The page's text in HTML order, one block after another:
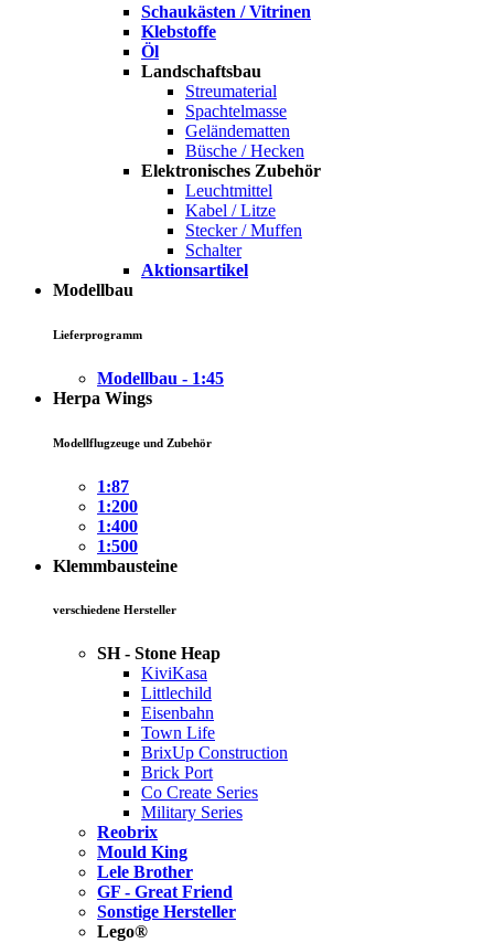
Schaukästen / Vitrinen
Klebstoffe
Öl
Landschaftsbau
Streumaterial
Spachtelmasse
Geländematten
Büsche / Hecken
Elektronisches Zubehör
Leuchtmittel
Kabel / Litze
Stecker / Muffen
Schalter
Aktionsartikel
Modellbau
Lieferprogramm
Modellbau - 1:45
Herpa Wings
Modellflugzeuge und Zubehör
1:87
1:200
1:400
1:500
Klemmbausteine
verschiedene Hersteller
SH - Stone Heap
KiviKasa
Littlechild
Eisenbahn
Town Life
BrixUp Construction
Brick Port
Co Create Series
Military Series
Reobrix
Mould King
Lele Brother
GF - Great Friend
Sonstige Hersteller
Lego®